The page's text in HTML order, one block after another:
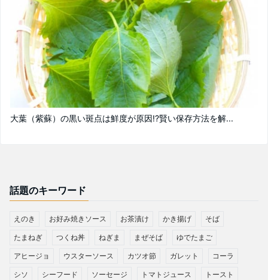
大葉（紫蘇）の黒い斑点は鮮度が原因!?賢い保存方法を解...
話題のキーワード
えのき お好み焼きソース お茶漬け かき揚げ そば
たまねぎ つくね丼 ねぎま まぜそば ゆでたまご
アヒージョ ウスターソース カツオ節 ガレット コーラ
シソ シーフード ソーセージ トマトジュース トースト